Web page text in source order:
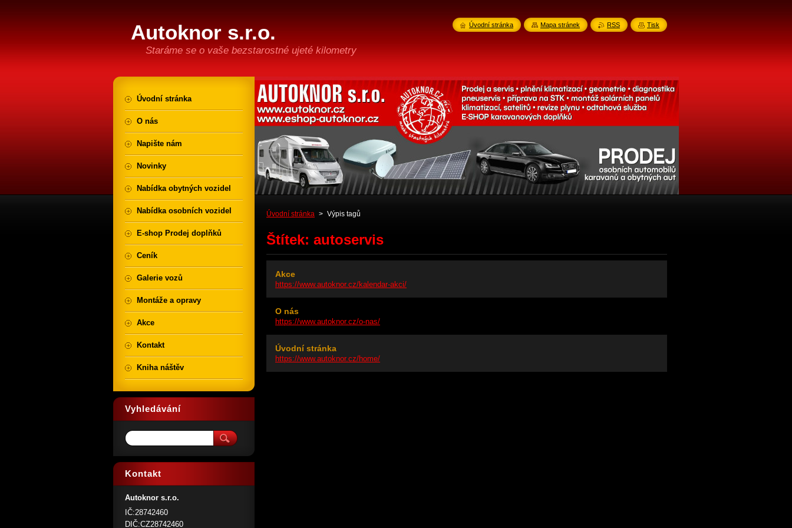
Autoknor s.r.o.
Staráme se o vaše bezstarostné ujeté kilometry
Úvodní stránka > Výpis tagů
Štítek: autoservis
Akce
https://www.autoknor.cz/kalendar-akci/
O nás
https://www.autoknor.cz/o-nas/
Úvodní stránka
https://www.autoknor.cz/home/
Úvodní stránka
O nás
Napište nám
Novinky
Nabídka obytných vozidel
Nabídka osobních vozidel
E-shop Prodej doplňků
Ceník
Galerie vozů
Montáže a opravy
Akce
Kontakt
Kniha náštěv
Vyhledávání
Kontakt
Autoknor s.r.o.
IČ:28742460
DIČ:CZ28742460
Úvodní stránka Mapa stránek RSS Tisk